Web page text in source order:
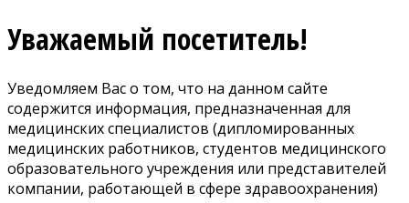
Уважаемый посетитель!
Уведомляем Вас о том, что на данном сайте
содержится информация, предназначенная для
медицинских специалистов (дипломированных
медицинских работников, студентов медицинского
образовательного учреждения или представителей
компании, работающей в сфере здравоохранения)